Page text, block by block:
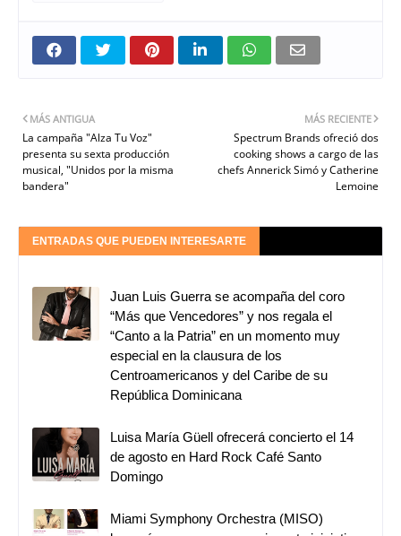
MÁS RECIENTE
Spectrum Brands ofreció dos
cooking shows a cargo de las
chefs Annerick Simó y Catherine
Lemoine
MÁS ANTIGUA
La campaña "Alza Tu Voz"
presenta su sexta producción
musical, "Unidos por la misma
bandera"
ENTRADAS QUE PUEDEN INTERESARTE
Juan Luis Guerra se acompaña del coro
“Más que Vencedores” y nos regala el
“Canto a la Patria” en un momento muy
especial en la clausura de los
Centroamericanos y del Caribe de su
República Dominicana
Luisa María Güell ofrecerá concierto el 14
de agosto en Hard Rock Café Santo
Domingo
Miami Symphony Orchestra (MISO)